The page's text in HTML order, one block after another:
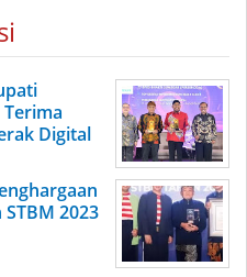
Digital
2023